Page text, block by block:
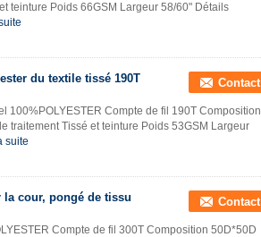
teinture Poids 66GSM Largeur 58/60" Détails
du textile tissé 190T
Contact
100%POLYESTER Compte de fil 190T Composition
traitement Tissé et teinture Poids 53GSM Largeur
suite
cour, pongé de tissu
Contact
Compte de fil 300T Composition 50D*50D